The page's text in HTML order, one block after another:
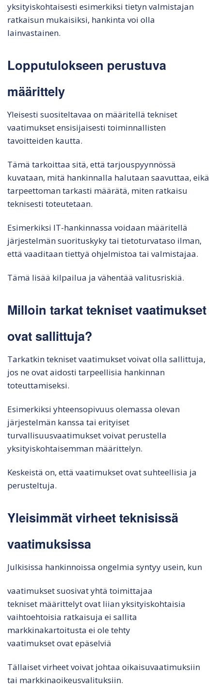
yksityiskohtaisesti esimerkiksi tietyn valmistajan
ratkaisun mukaisiksi, hankinta voi olla
lainvastainen.
Lopputulokseen perustuva
määrittely
Yleisesti suositeltavaa on määritellä tekniset
vaatimukset ensisijaisesti toiminnallisten
tavoitteiden kautta.
Tämä tarkoittaa sitä, että tarjouspyynnössä
kuvataan, mitä hankinnalla halutaan saavuttaa, eikä
tarpeettoman tarkasti määrätä, miten ratkaisu
teknisesti toteutetaan.
Esimerkiksi IT-hankinnassa voidaan määritellä
järjestelmän suorituskyky tai tietoturvataso ilman,
että vaaditaan tiettyä ohjelmistoa tai valmistajaa.
Tämä lisää kilpailua ja vähentää valitusriskiä.
Milloin tarkat tekniset vaatimukset
ovat sallittuja?
Tarkatkin tekniset vaatimukset voivat olla sallittuja,
jos ne ovat aidosti tarpeellisia hankinnan
toteuttamiseksi.
Esimerkiksi yhteensopivuus olemassa olevan
järjestelmän kanssa tai erityiset
turvallisuusvaatimukset voivat perustella
yksityiskohtaisemman määrittelyn.
Keskeistä on, että vaatimukset ovat suhteellisia ja
perusteltuja.
Yleisimmät virheet teknisissä
vaatimuksissa
Julkisissa hankinnoissa ongelmia syntyy usein, kun
vaatimukset suosivat yhtä toimittajaa
tekniset määrittelyt ovat liian yksityiskohtaisia
vaihtoehtoisia ratkaisuja ei sallita
markkinakartoitusta ei ole tehty
vaatimukset ovat epäselviä
Tällaiset virheet voivat johtaa oikaisuvaatimuksiin
tai markkinaoikeusvalituksiin.